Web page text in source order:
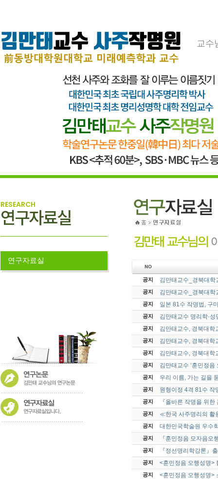
교수
RESEARCH
연구자료실
연구자료실
공지 김만태교수_경북대
공지 김만태교수_경북대학
공지 일본 81수 작명법, 구
공지 김만태교수 명리학·
공지 김만태교수, 경북대학
공지 김만태교수, 경북대학
공지 김만태교수, 경북대학
공지 김만태교수 ‘훈민정음
공지 우리 이름, 가는 길을
공지 원형이정 4격 81수 작
공지 『올바른 작명을 위
공지 ≪한국 사주명리의 활
공지 대한민국학술원 우수
공지 『훈민정음 모자음오
공지 『정선명리학강론』
공지 <훈민정음 오행성명>
공지 <훈민정음 오행성명>